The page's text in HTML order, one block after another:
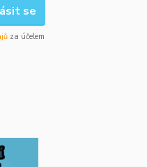
se
za účelem